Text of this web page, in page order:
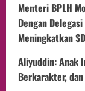
Menteri BPLH
Dengan
Meningkatkan
Aliyuddin: Anak
Berkarakter, dan